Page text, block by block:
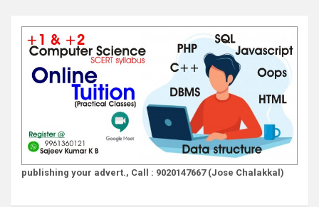
publishing your advert., Call : 9020147667 (Jose Chalakkal)